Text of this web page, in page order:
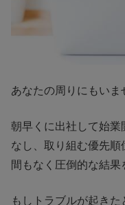
あなたの周りにもいま
朝早くに出社して始業
なし、取り組む優先
間もなく圧倒的な結果
もしトラブルが起き